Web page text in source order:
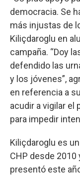
democracia. Se
más injustas de
Kiliçdaroglu en
campaña. “Doy
defendido las
y los jóvenes”,
en referencia a
acudir a vigilar el
para impedir
Kiliçdaroglu es
CHP desde 2010
presentó este